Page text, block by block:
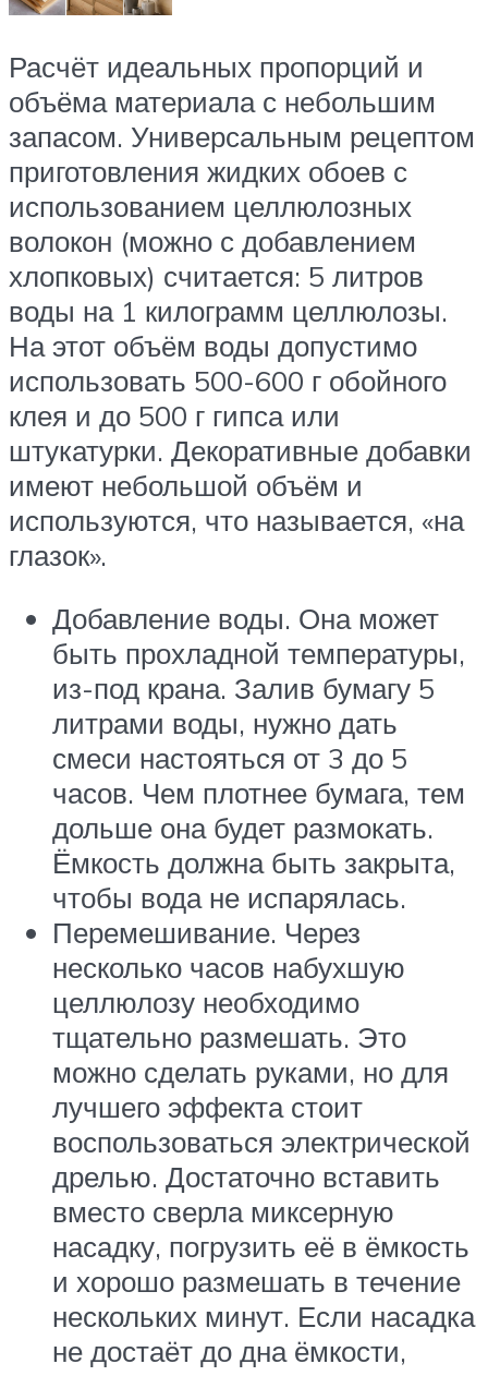
Расчёт идеальных пропорций и
объёма материала с небольшим
запасом. Универсальным рецептом
приготовления жидких обоев с
использованием целлюлозных
волокон (можно с добавлением
хлопковых) считается: 5 литров
воды на 1 килограмм целлюлозы.
На этот объём воды допустимо
использовать 500-600 г обойного
клея и до 500 г гипса или
штукатурки. Декоративные добавки
имеют небольшой объём и
используются, что называется, «на
глазок».
Добавление воды. Она может
быть прохладной температуры,
из-под крана. Залив бумагу 5
литрами воды, нужно дать
смеси настояться от 3 до 5
часов. Чем плотнее бумага, тем
дольше она будет размокать.
Ёмкость должна быть закрыта,
чтобы вода не испарялась.
Перемешивание. Через
несколько часов набухшую
целлюлозу необходимо
тщательно размешать. Это
можно сделать руками, но для
лучшего эффекта стоит
воспользоваться электрической
дрелью. Достаточно вставить
вместо сверла миксерную
насадку, погрузить её в ёмкость
и хорошо размешать в течение
нескольких минут. Если насадка
не достаёт до дна ёмкости,